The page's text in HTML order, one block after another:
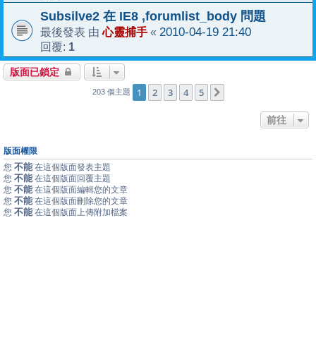
Subsilve2 在 IE8 ,forumlist_body 問題
最後發表 由心靈捕手 « 2010-04-19 21:40
回覆: 1
版面已鎖定
203 個主題 1 2 3 4 5
前往
版面權限
您 不能 在這個版面發表主題
您 不能 在這個版面回覆主題
您 不能 在這個版面編輯您的文章
您 不能 在這個版面刪除您的文章
您 不能 在這個版面上傳附加檔案